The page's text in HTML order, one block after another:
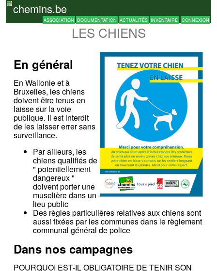
chemins.be
ASSOCIATION DOCUMENTATION ACTUALITÉS INVENTAIRE CONNEXION
LES CHIENS
En général
En Wallonie et à
Bruxelles, les chiens
doivent être tenus en
laisse sur la voie
publique. Il est interdit
de les laisser errer sans
surveillance.
Par ailleurs, les
chiens qualifiés de
" potentiellement
dangereux "
doivent porter une
muselière dans un
lieu public
Des règles particulières relatives aux chiens sont
aussi fixées par les communes dans le règlement
communal général de police
Dans nos campagnes
POURQUOI EST-IL OBLIGATOIRE DE TENIR SON